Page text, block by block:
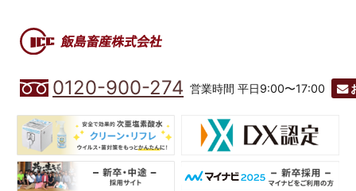
0120-900-274 営業時間 平日9:00〜17:00